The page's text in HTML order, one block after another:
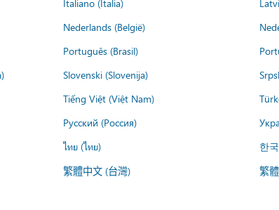
Italiano (Italia)
Nederlands (België)
Português (Brasil)
Slovenski (Slovenija)
Tiếng Việt (Việt Nam)
Русский (Россия)
ไทย (ไทย) 한
繁體中文 (台灣) 繁